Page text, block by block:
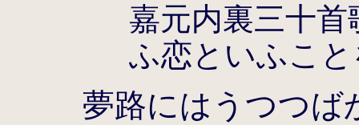
嘉元内裏三十
ふ恋といふこ
夢路にはうつつば